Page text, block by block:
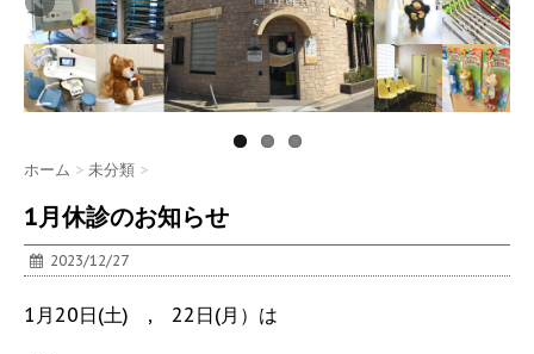
ホーム > 未分類 >
1月休診のお知らせ
2023/12/27
1月20日(土) , 22日(月）は